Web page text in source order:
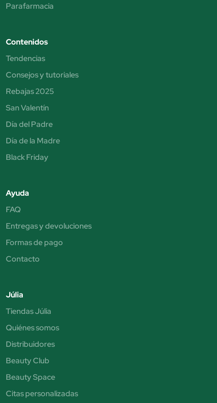
Parafarmacia
Contenidos
Tendencias
Consejos y tutoriales
Rebajas 2025
San Valentín
Día del Padre
Día de la Madre
Black Friday
Ayuda
FAQ
Entregas y devoluciones
Formas de pago
Contacto
Júlia
Tiendas Júlia
Quiénes somos
Distribuidores
Beauty Club
Beauty Space
Citas personalizadas